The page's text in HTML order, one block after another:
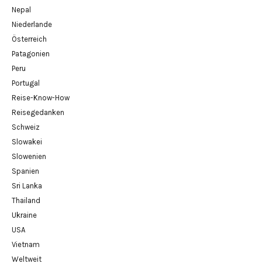
Nepal
Niederlande
Österreich
Patagonien
Peru
Portugal
Reise-Know-How
Reisegedanken
Schweiz
Slowakei
Slowenien
Spanien
Sri Lanka
Thailand
Ukraine
USA
Vietnam
Weltweit